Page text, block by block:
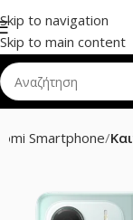
Skip to navigation
Skip to main content
Smartphone